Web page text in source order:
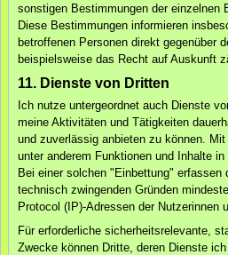
sonstigen Bestimmungen der einzelnen
Diese Bestimmungen informieren
betroffenen Personen direkt gegenüber
beispielsweise das Recht auf Auskunft
11. Dienste von Dritten
Ich nutze untergeordnet auch Dienste
meine Aktivitäten und Tätigkeiten
und zuverlässig anbieten zu können.
unter anderem Funktionen und Inhalte
Bei einer solchen "Einbettung" erfassen
technisch zwingenden Gründen
Protocol (IP)-Adressen der Nutzerinnen
Für erforderliche sicherheitsrelevante,
Zwecke können Dritte, deren Dienste